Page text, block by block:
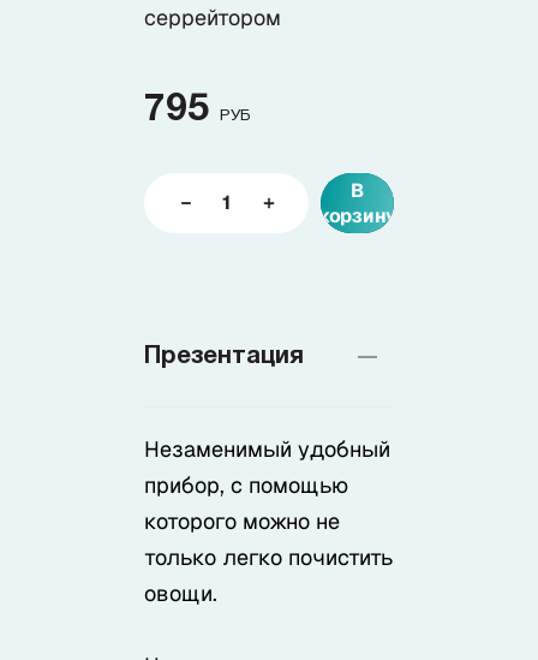
Спецпредложения и уценка
+7 (985) 682 65 26
+7 (495) 280 73 80
Problem@samura.ru
серрейтором
795 РУБ
В
корзину
Презентация
Незаменимый удобный
прибор, с помощью
которого можно не
только легко почистить
овощи.